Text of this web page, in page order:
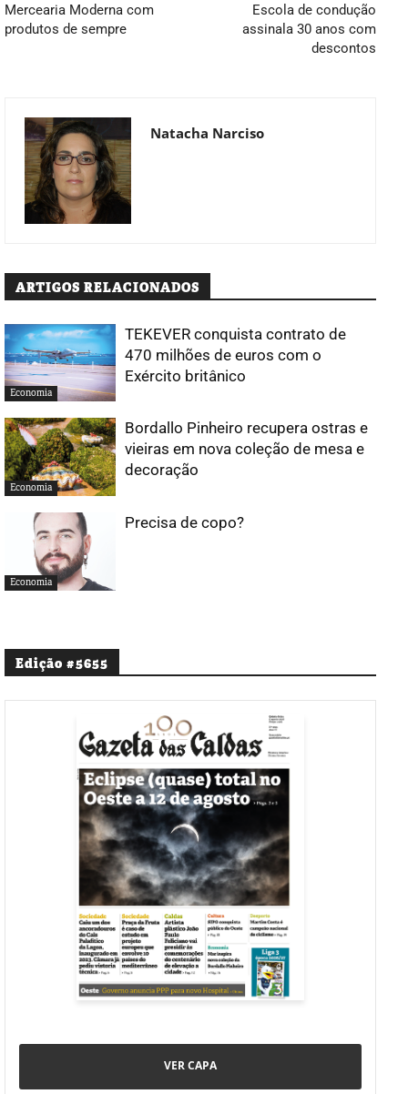
Mercearia Moderna com
produtos de sempre
Escola de condução
assinala 30 anos com
descontos
Natacha Narciso
ARTIGOS RELACIONADOS
Economia
TEKEVER conquista contrato de
470 milhões de euros com o
Exército britânico
Economia
Bordallo Pinheiro recupera ostras e
vieiras em nova coleção de mesa e
decoração
Economia
Precisa de copo?
Edição #5655
VER CAPA